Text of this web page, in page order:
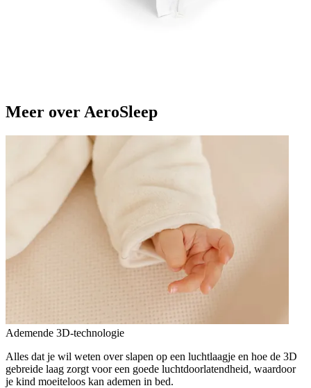
Meer over AeroSleep
Ademende 3D-technologie
Alles dat je wil weten over slapen op een luchtlaagje en hoe de 3D
gebreide laag zorgt voor een goede luchtdoorlatendheid, waardoor
je kind moeiteloos kan ademen in bed.